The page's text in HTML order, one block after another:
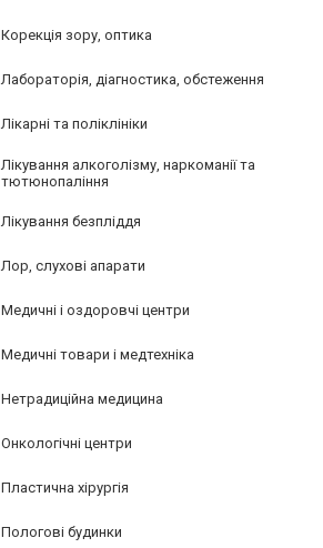
Корекція зору, оптика
Лабораторія, діагностика, обстеження
Лікарні та поліклініки
Лікування алкоголізму, наркоманії та
тютюнопаління
Лікування безпліддя
Лор, слухові апарати
Медичні і оздоровчі центри
Медичні товари і медтехніка
Нетрадиційна медицина
Онкологічні центри
Пластична хірургія
Пологові будинки